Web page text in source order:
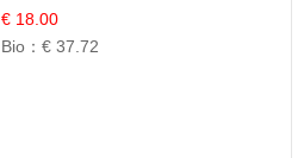
Borovnica | Intenzivna Mješavina
Šumskog Voća
€ 18.00
Bio：€ 37.72